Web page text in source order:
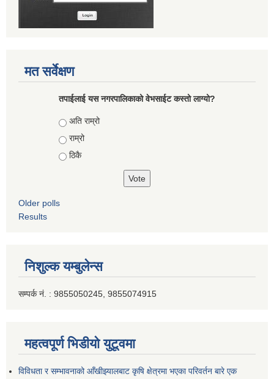
मत सर्वेक्षण
तपाईलाई यस नगरपालिकाको वेभसाईट कस्तो लाग्यो?
Choices
अति राम्रो
राम्रो
ठिकै
Older polls
Results
निशुल्क यम्बुलेन्स
सम्पर्क नं. : 9855050245, 9855074915
महत्वपूर्ण भिडीयो युटूवमा
विविधता र सम्भावनाको आँखीझ्यालबाट कृषि क्षेत्रमा भएका परिवर्तन बारे एक